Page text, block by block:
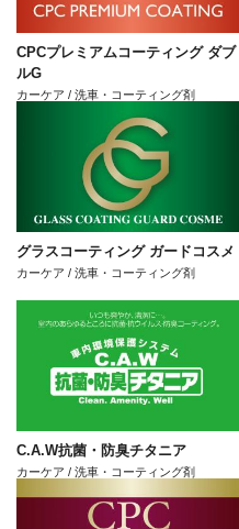
CPCプレミアムコーティング ダブ
ルG
カーケア / 洗車・コーティング剤
グラスコーティング ガードコスメ
カーケア / 洗車・コーティング剤
C.A.W抗菌・防臭チタニア
カーケア / 洗車・コーティング剤